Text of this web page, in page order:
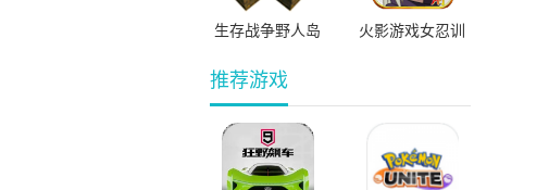
生存战争野人岛
火影游戏女忍训
推荐游戏